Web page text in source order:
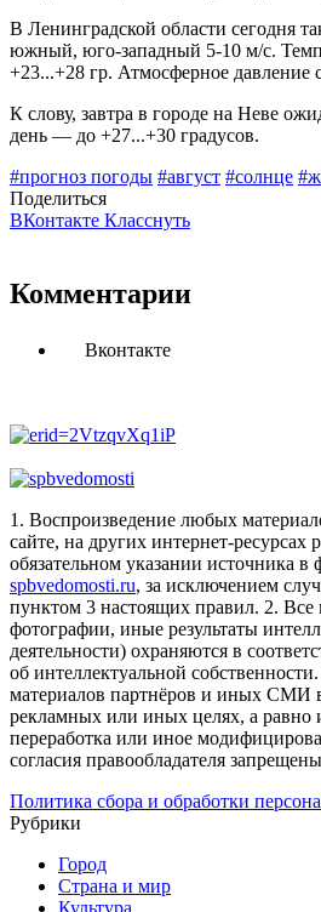
В Ленинградской области сегодня
южный, юго-западный 5-10 м/с.
+23...+28 гр. Атмосферное давление
К слову, завтра в городе на Неве
день — до +27...+30 градусов.
#прогноз погоды #август #солнце
Поделиться
ВКонтакте Класснуть
Комментарии
Вконтакте
1. Воспроизведение любых
сайте, на других интернет-ресурсах
обязательном указании источника в
spbvedomosti.ru, за исключением
пунктом 3 настоящих правил. 2. Все
фотографии, иные результаты
деятельности) охраняются в
об интеллектуальной собственности.
материалов партнёров и иных СМИ
рекламных или иных целях, а равно
переработка или иное
согласия правообладателя
Политика сбора и обработки
Рубрики
Город
Страна и мир